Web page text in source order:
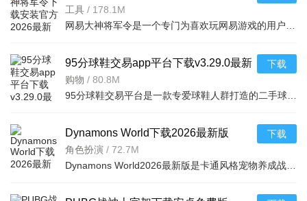
版v4.15.0安卓版
工具 / 178.1M
95分球鞋交易app平台下载v3.29.0最新
版
购物 / 80.8M
下载
Dynamons World下载2026最新版
v1.12.62 安卓版
角色扮演 / 72.7M
下载